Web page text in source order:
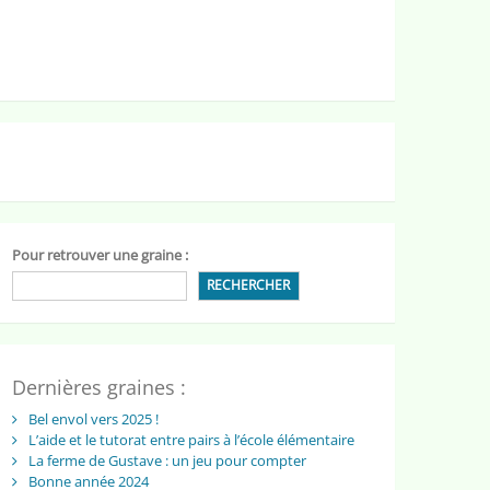
Pour retrouver une graine :
RECHERCHER
Dernières graines :
Bel envol vers 2025 !
L’aide et le tutorat entre pairs à l’école élémentaire
La ferme de Gustave : un jeu pour compter
Bonne année 2024